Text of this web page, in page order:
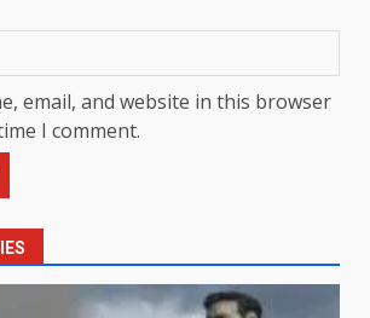
email, and website in this browser
I comment.